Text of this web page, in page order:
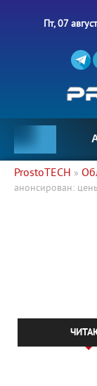
Пт, 07
ProstoTECH »
анонсирован:
3 588 0